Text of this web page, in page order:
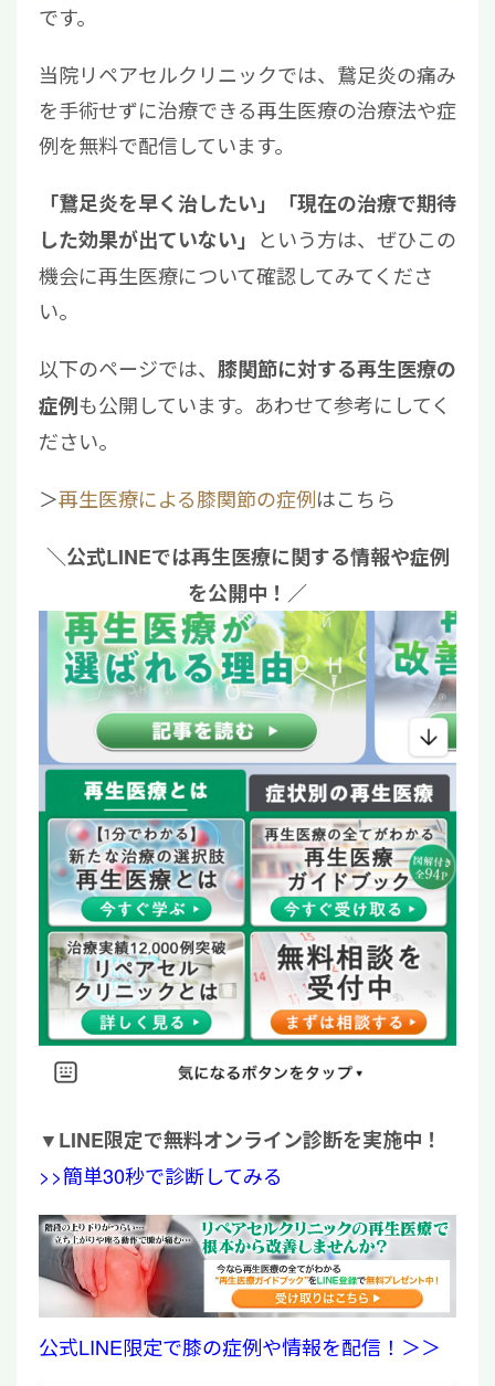
です。
当院リペアセルクリニックでは、鵞足炎の痛み
を手術せずに治療できる再生医療の治療法や症
例を無料で配信しています。
「鵞足炎を早く治したい」「現在の治療で期待
した効果が出ていない」 という方は、ぜひこの
機会に再生医療について確認してみてくださ
い。
以下のページでは、 膝関節に対する再生医療の
症例も公開しています。あわせて参考にしてく
ださい。
＞再生医療による膝関節の症例はこちら
＼公式LINEでは再生医療に関する情報や症例
を公開中！／
▼LINE限定で無料オンライン診断を実施中！
>>簡単30秒で診断してみる
公式LINE限定で膝の症例や情報を配信！＞＞